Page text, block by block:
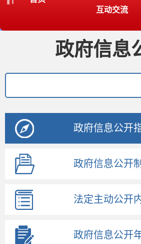
互动交流
政府信息
政府信息公开
政府信息公开
法定主动公开
政府信息公开